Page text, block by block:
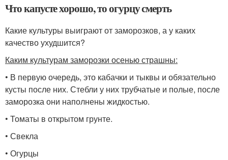
Что капусте хорошо, то огурцу смерть
Какие культуры выиграют от заморозков, а у каких
качество ухудшится?
Каким культурам заморозки осенью страшны:
• В первую очередь, это кабачки и тыквы и обязательно
кусты после них. Стебли у них трубчатые и полые, после
заморозка они наполнены жидкостью.
• Томаты в открытом грунте.
• Свекла
• Огурцы